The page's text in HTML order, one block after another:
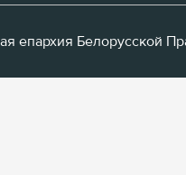
епархия Белорусской